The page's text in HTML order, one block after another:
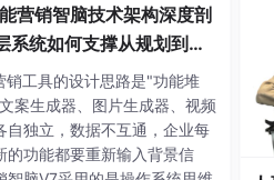
营销智脑技术架构深度剖
系统如何支撑从规划到复
销闭环
销工具的设计思路是"功能堆
生成器、图片生成器、视频
自独立，数据不互通，企业每
的功能都要重新输入背景信